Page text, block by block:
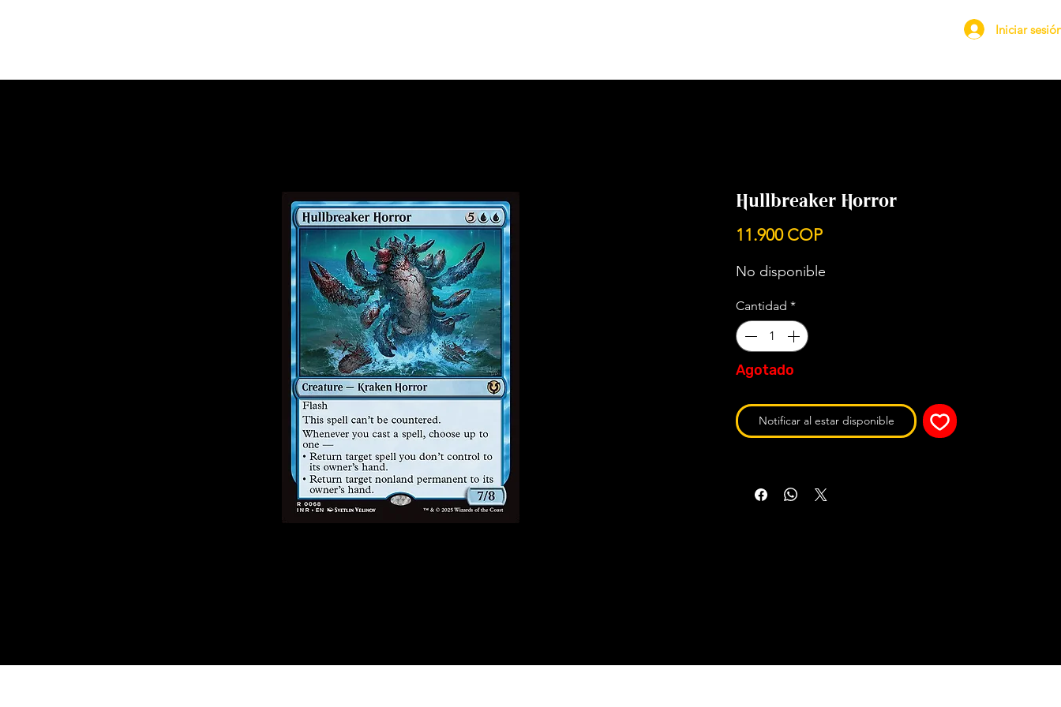
Iniciar
Hullbreaker Horror
11.900 COPPrecio
No disponible
Cantidad *
Agotado
Notificar al estar disponible